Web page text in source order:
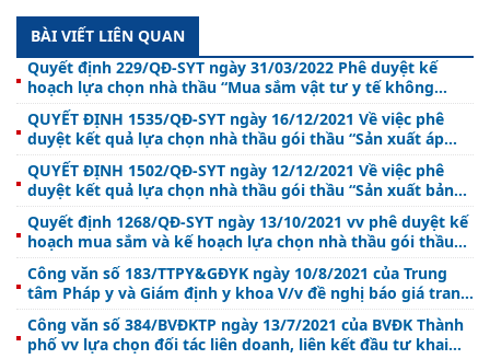
BÀI VIẾT LIÊN QUAN
Quyết định 229/QĐ-SYT ngày 31/03/2022 Phê duyệt kế
hoạch lựa chọn nhà thầu “Mua sắm vật tư y tế không
thuộc Danh mục quy định tại Thông tư số 04/2017/TT-BYT
sử dụng năm 2022 - 2023 (12 tháng) tại Bệnh viện đa khoa
huyện Lộc Hà”
QUYẾT ĐỊNH 1535/QĐ-SYT ngày 16/12/2021 Về việc phê
duyệt kết quả lựa chọn nhà thầu gói thầu “Sản xuất áp
phích truyền thông về phòng, chống tác hại của thuốc lá”
QUYẾT ĐỊNH 1502/QĐ-SYT ngày 12/12/2021 Về việc phê
duyệt kết quả lựa chọn nhà thầu gói thầu “Sản xuất bảng
mica và pano về phòng, chống tác hại của thuốc lá” .
Quyết định 1268/QĐ-SYT ngày 13/10/2021 vv phê duyệt kế
hoạch mua sắm và kế hoạch lựa chọn nhà thầu gói thầu
“sản xuất in ấn tài liệu truyền thông thuộc lĩnh vực Y tế -
Dân số năm 2021”.
Công văn số 183/TTPY&GĐYK ngày 10/8/2021 của Trung
tâm Pháp y và Giám định y khoa V/v đề nghị báo giá trang
thiết bị y tế
Công văn số 384/BVĐKTP ngày 13/7/2021 của BVĐK Thành
phố vv lựa chọn đối tác liên doanh, liên kết đầu tư khai